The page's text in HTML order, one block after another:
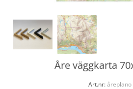
Åre väggkarta
Art.nr:åreplano